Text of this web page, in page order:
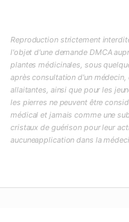
Reproduction strictement
l'objet d'une demande DMCA
plantes médicinales, sous
après consultation d'un
allaitantes, ainsi que pour les
les pierres ne peuvent être
médical et jamais comme une
cristaux de guérison pour leur
aucuneapplication dans la